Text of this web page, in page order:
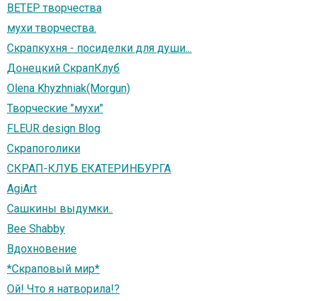
ВЕТЕР творчества
мухи творчества.
Скрапкухня - посиделки для души...
Донецкий СкрапКлуб
Olena Khyzhniak(Morgun)
Творческие "мухи"
FLEUR design Blog
Скрапоголики
СКРАП-КЛУБ ЕКАТЕРИНБУРГА
AgiArt
Сашкины выдумки..
Bee Shabby
Вдохновение
*Скраповый мир*
Ой! Что я натворила!?